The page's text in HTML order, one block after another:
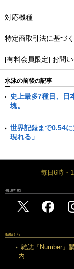
対応機種
特定商取引法に基づ
[有料会員限定] お問
水泳の前後の記事
史上最多7種目、日
塊。
世界記録まで0.54
現れる」
毎日6時・
FOLLOW US
MAGAZINE
雑誌『Number』
内